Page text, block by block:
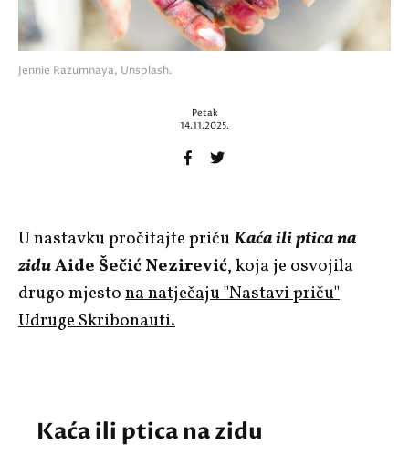
Jennie Razumnaya, Unsplash.
Petak
14.11.2025.
U nastavku pročitajte pričuKaća ili ptica na
ziduAide Šečić Nezirević, koja je osvojila
drugo mjestona natječaju "Nastavi priču"
Udruge Skribonauti.
Kaća ili ptica na zidu